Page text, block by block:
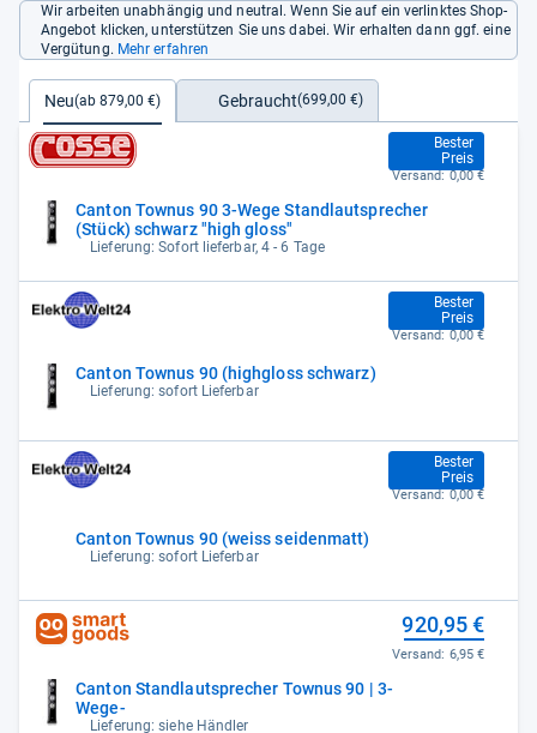
Wir arbeiten unabhängig und neutral. Wenn Sie auf ein verlinktes Shop-
Angebot klicken, unterstützen Sie uns dabei. Wir erhalten dann ggf. eine
Vergütung. Mehr erfahren
Neu(ab 879,00 €) Gebraucht(699,00 €)
Canton Townus 90 3-Wege Standlautsprecher
(Stück) schwarz "high gloss"
Lieferung: Sofort lieferbar, 4 - 6 Tage
Bester
Preis
879,00 €
Versand: 0,00 €
Canton Townus 90 (highgloss schwarz)
Lieferung: sofort Lieferbar
Bester
Preis
879,00 €
Versand: 0,00 €
Canton Townus 90 (weiss seidenmatt)
Lieferung: sofort Lieferbar
Bester
Preis
879,00 €
Versand: 0,00 €
Canton Standlautsprecher Townus 90 | 3-
Wege-
Lieferung: siehe Händler
920,95 €
Versand: 6,95 €